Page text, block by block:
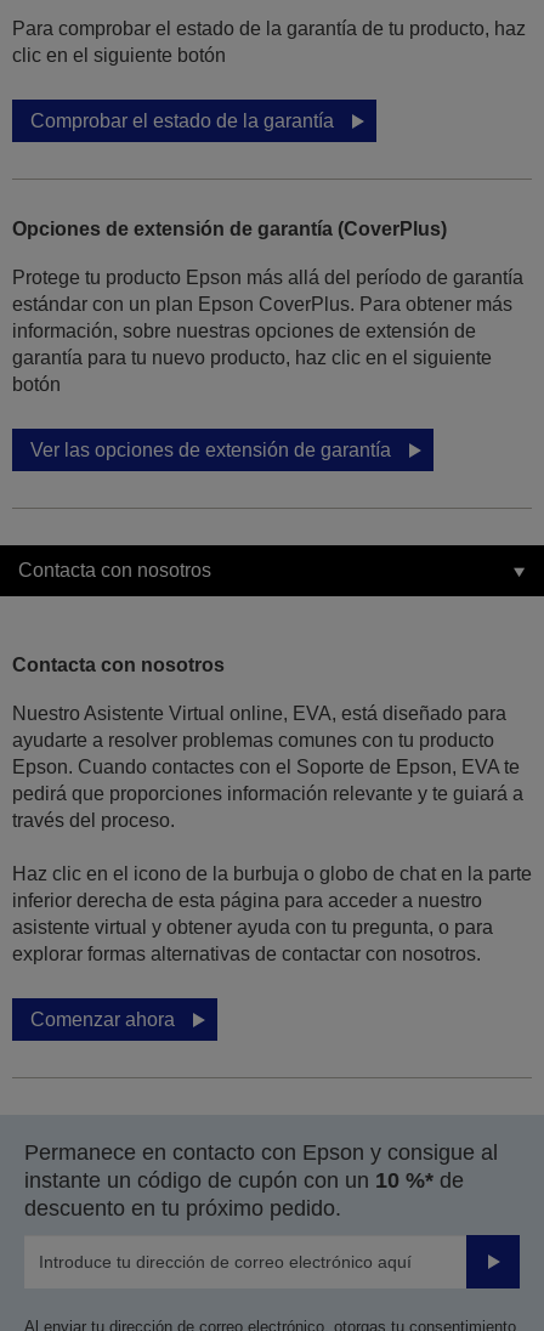
Para comprobar el estado de la garantía de tu producto, haz
clic en el siguiente botón
Comprobar el estado de la garantía
Opciones de extensión de garantía (CoverPlus)
Protege tu producto Epson más allá del período de garantía
estándar con un plan Epson CoverPlus. Para obtener más
información, sobre nuestras opciones de extensión de
garantía para tu nuevo producto, haz clic en el siguiente
botón
Ver las opciones de extensión de garantía
Contacta con nosotros
Contacta con nosotros
Nuestro Asistente Virtual online, EVA, está diseñado para
ayudarte a resolver problemas comunes con tu producto
Epson. Cuando contactes con el Soporte de Epson, EVA te
pedirá que proporciones información relevante y te guiará a
través del proceso.
Haz clic en el icono de la burbuja o globo de chat en la parte
inferior derecha de esta página para acceder a nuestro
asistente virtual y obtener ayuda con tu pregunta, o para
explorar formas alternativas de contactar con nosotros.
Comenzar ahora
Permanece en contacto con Epson y consigue al
instante un código de cupón con un 10 %* de
descuento en tu próximo pedido.
Enviar
Al enviar tu dirección de correo electrónico, otorgas tu consentimiento